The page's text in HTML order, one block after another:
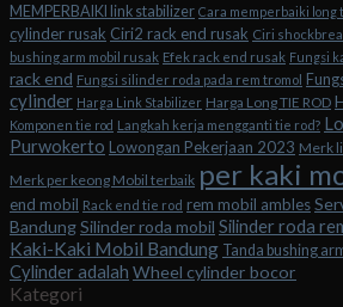
MEMPERBAIKI link stabilizer Cara memperbaiki long
cylinder rusak Ciri2 rack end rusak Ciri
bushing arm mobil rusak Efek rack end rusak Fungsi
rack end Fungsi silinder roda pada rem tromol
cylinder Harga Link Stabilizer Harga Long TIE ROD
Komponen tie rod Langkah kerja mengganti tie rod?
Purwokerto Lowongan Pekerjaan 2023 Merk
Merk per keong Mobil terbaik per kaki
end mobil Rack end tie rod rem mobil ambles
BandungSilinder roda mobil Silinder roda
Kaki-Kaki Mobil Bandung Tanda bushing
Cylinder adalah Wheel cylinder bocor
Kategori